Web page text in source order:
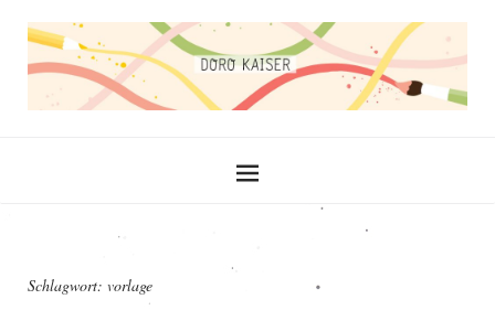
Schlagwort: vorlage